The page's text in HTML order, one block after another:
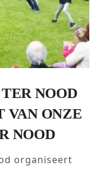
NOOD
VAN ONZE
NOOD
organiseert